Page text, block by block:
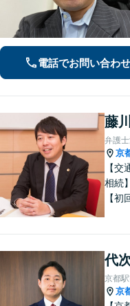
電話でお問い合わせ
藤
弁護
京
【
相続
【初
徒歩
クス
経験
代
京都
京